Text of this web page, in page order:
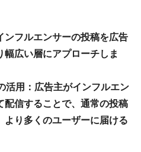
ンフルエンサーの投稿を広告
広い層にアプローチしま
活用：広告主がインフルエン
配信することで、通常の投稿
より多くのユーザーに届ける